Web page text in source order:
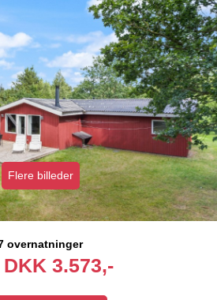
Flere billeder
overnatninger
DKK 3.573,-